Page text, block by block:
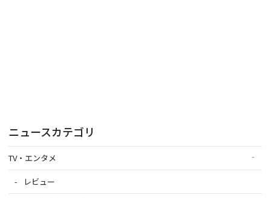
ニュースカテゴリ
TV・エンタメ
レビュー